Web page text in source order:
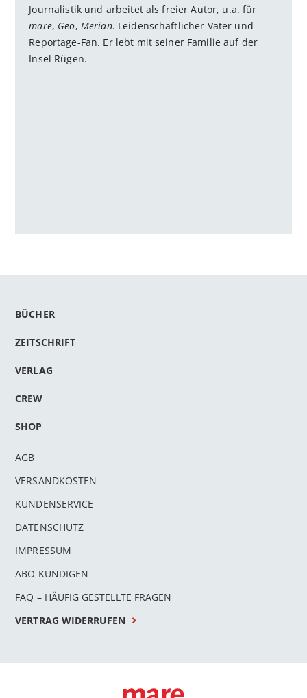
Journalistik und arbeitet als freier Autor, u.a. für
mare, Geo, Merian. Leidenschaftlicher Vater und
Reportage-Fan. Er lebt mit seiner Familie auf der
Insel Rügen.
BÜCHER
ZEITSCHRIFT
VERLAG
CREW
SHOP
AGB
VERSANDKOSTEN
KUNDENSERVICE
DATENSCHUTZ
IMPRESSUM
ABO KÜNDIGEN
FAQ – HÄUFIG GESTELLTE FRAGEN
VERTRAG WIDERRUFEN